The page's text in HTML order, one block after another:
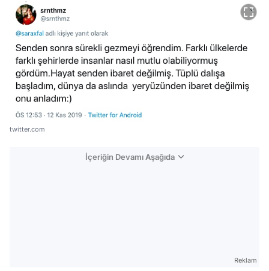
twitter.com
İçeriğin Devamı Aşağıda
Reklam